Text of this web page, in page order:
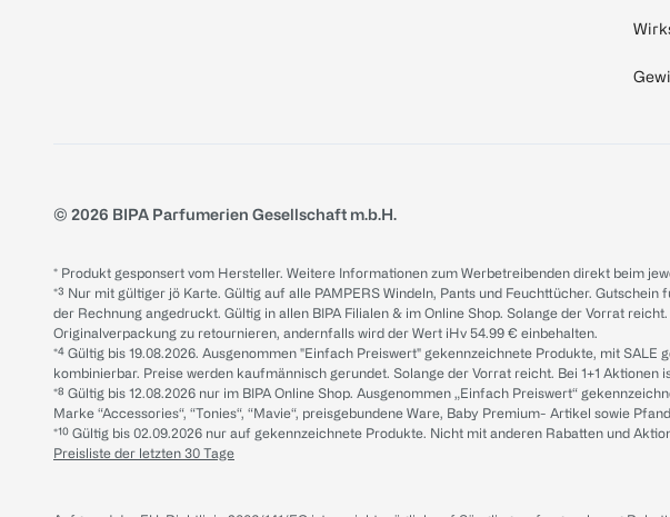
© 2026 BIPA Parfumerien Gesellschaft m.b.H.
* Produkt gesponsert vom Hersteller. Weitere Informationen zum Werbetreibenden direkt beim
*³ Nur mit gültiger jö Karte. Gültig auf alle PAMPERS Windeln, Pants und Feuchttücher.
der Rechnung angedruckt. Gültig in allen BIPA Filialen & im Online Shop. Solange der Vorrat
Originalverpackung zu retournieren, andernfalls wird der Wert iHv 54.99 € einbehalten.
*⁴ Gültig bis 19.08.2026. Ausgenommen "Einfach Preiswert" gekennzeichnete Produkte, mit
kombinierbar. Preise werden kaufmännisch gerundet. Solange der Vorrat reicht. Bei 1+1 Aktionen
*⁸ Gültig bis 12.08.2026 nur im BIPA Online Shop. Ausgenommen „Einfach Preiswert“
Marke “Accessories“, “Tonies“, “Mavie“, preisgebundene Ware, Baby Premium- Artikel sowie
*¹⁰ Gültig bis 02.09.2026 nur auf gekennzeichnete Produkte. Nicht mit anderen Rabatten und
Preisliste der letzten 30 Tage